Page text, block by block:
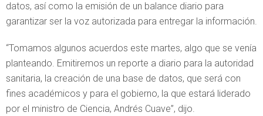
datos, así como la emisión de un balance diario para
garantizar ser la voz autorizada para entregar la información.
“Tomamos algunos acuerdos este martes, algo que se venía
planteando. Emitiremos un reporte a diario para la autoridad
sanitaria, la creación de una base de datos, que será con
fines académicos y para el gobierno, la que estará liderado
por el ministro de Ciencia, Andrés Cuave”, dijo.